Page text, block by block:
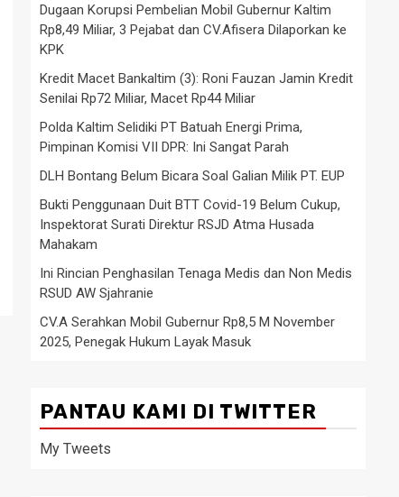
Dugaan Korupsi Pembelian Mobil Gubernur Kaltim
Rp8,49 Miliar, 3 Pejabat dan CV.Afisera Dilaporkan ke
KPK
Kredit Macet Bankaltim (3): Roni Fauzan Jamin Kredit
Senilai Rp72 Miliar, Macet Rp44 Miliar
Polda Kaltim Selidiki PT Batuah Energi Prima,
Pimpinan Komisi VII DPR: Ini Sangat Parah
DLH Bontang Belum Bicara Soal Galian Milik PT. EUP
Bukti Penggunaan Duit BTT Covid-19 Belum Cukup,
Inspektorat Surati Direktur RSJD Atma Husada
Mahakam
Ini Rincian Penghasilan Tenaga Medis dan Non Medis
RSUD AW Sjahranie
CV.A Serahkan Mobil Gubernur Rp8,5 M November
2025, Penegak Hukum Layak Masuk
PANTAU KAMI DI TWITTER
My Tweets